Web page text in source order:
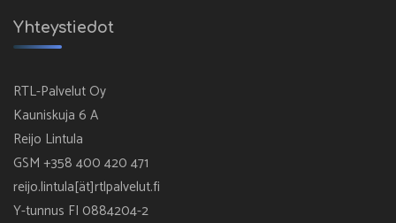
Yhteystiedot
RTL-Palvelut Oy
Kauniskuja 6 A
Reijo Lintula
GSM +358 400 420 471
reijo.lintula[ät]rtlpalvelut.fi
Y-tunnus FI 0884204-2